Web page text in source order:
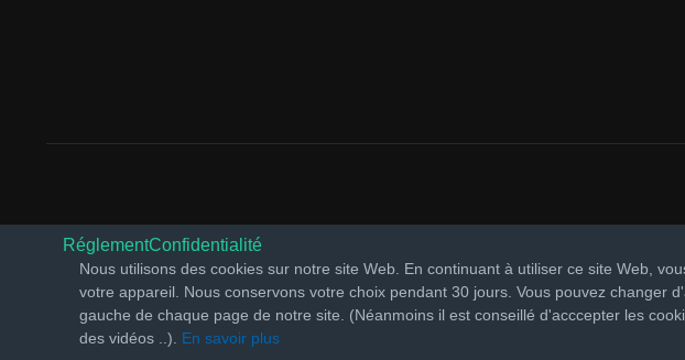
Nous utilisons des cookies sur notre site Web. En continuant à utiliser ce site Web,
votre appareil. Nous conservons votre choix pendant 30 jours. Vous pouvez changer
gauche de chaque page de notre site. (Néanmoins il est conseillé d'acccepter les
des vidéos ..). En savoir plus
RéglementConfidentialité